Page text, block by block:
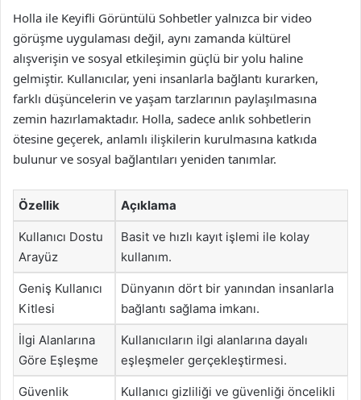
Holla ile Keyifli Görüntülü Sohbetler yalnızca bir video
görüşme uygulaması değil, aynı zamanda kültürel
alışverişin ve sosyal etkileşimin güçlü bir yolu haline
gelmiştir. Kullanıcılar, yeni insanlarla bağlantı kurarken,
farklı düşüncelerin ve yaşam tarzlarının paylaşılmasına
zemin hazırlamaktadır. Holla, sadece anlık sohbetlerin
ötesine geçerek, anlamlı ilişkilerin kurulmasına katkıda
bulunur ve sosyal bağlantıları yeniden tanımlar.
Özellik Açıklama
Kullanıcı Dostu
Arayüz
Basit ve hızlı kayıt işlemi ile kolay
kullanım.
Geniş Kullanıcı
Kitlesi
Dünyanın dört bir yanından insanlarla
bağlantı sağlama imkanı.
İlgi Alanlarına
Göre Eşleşme
Kullanıcıların ilgi alanlarına dayalı
eşleşmeler gerçekleştirmesi.
Güvenlik
Kullanıcı gizliliği ve güvenliği öncelikli